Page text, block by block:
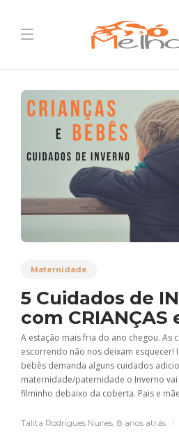
Maternidade
5 Cuidados de
com CRIANÇAS
A estação mais fria do ano chegou. As
escorrendo não nos deixam esquecer!
bebês demanda alguns cuidados
maternidade/paternidade o Inverno
filminho debaixo da coberta. Pais e
Talita Rodrigues Nunes, 8 anos atrás